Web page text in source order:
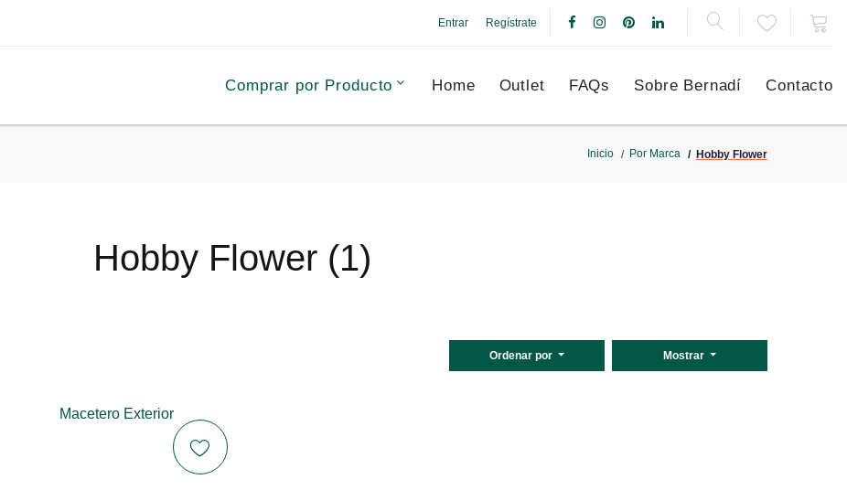
Entrar Regístrate
Comprar por Producto Home Outlet FAQs Sobre Bernadí Contacto
Inicio Por Marca Hobby Flower
Hobby Flower (1)
Ordenar por Mostrar